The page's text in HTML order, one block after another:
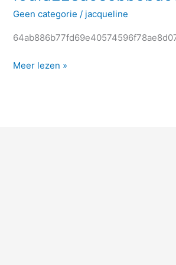
Geen categorie / jacqueline
Meer lezen »